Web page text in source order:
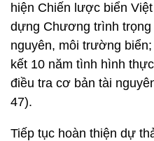
hiện Chiến lược biển
dựng Chương trình
nguyên, môi trường
kết 10 năm tình hình
điều tra cơ bản tài
47).
Tiếp tục hoàn thiện dự